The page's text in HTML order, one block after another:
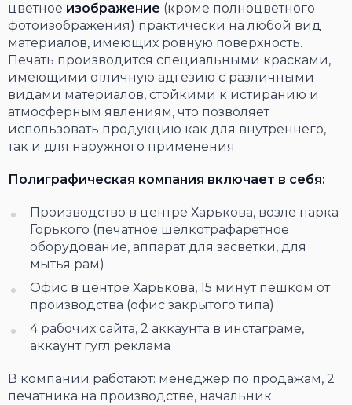
цветное изображение (кроме полноцветного
фотоизображения) практически на любой вид
материалов, имеющих ровную поверхность.
Печать производится специальными красками,
имеющими отличную адгезию с различными
видами материалов, стойкими к истиранию и
атмосферным явлениям, что позволяет
использовать продукцию как для внутреннего,
так и для наружного применения.
Полиграфическая компания включает в себя:
Производство в центре Харькова, возле парка
Горького (печатное шелкотрафаретное
оборудование, аппарат для засветки, для
мытья рам)
Офис в центре Харькова, 15 минут пешком от
производства (офис закрытого типа)
4 рабочих сайта, 2 аккаунта в инстаграме,
аккаунт гугл реклама
В компании работают: менеджер по продажам, 2
печатника на производстве, начальник